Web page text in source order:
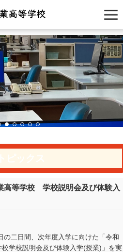
高等学校 学校説明会及び体験入
の二日間、次年度入学に向けた「令和
学校説明会及び体験入学(授業) 」を実